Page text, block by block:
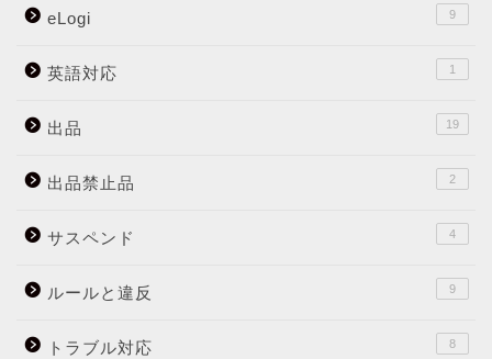
eLogi 9
英語対応 1
出品 19
出品禁止品 2
サスペンド 4
ルールと違反 9
トラブル対応 8